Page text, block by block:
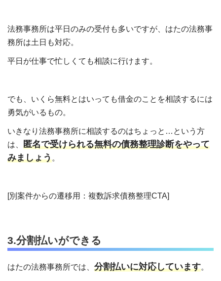
法務事務所は平日のみの受付も多いですが、はたの法務事
務所は土日も対応。
平日が仕事で忙しくても相談に行けます。
でも、いくら無料とはいっても借金のことを相談するには
勇気がいるもの。
いきなり法務事務所に相談するのはちょっと…という方
は、 匿名で受けられる無料の債務整理診断をやって
みましょう。
[別案件からの遷移用：複数訴求債務整理CTA]
3.分割払いができる
はたの法務事務所では、 分割払いに対応しています。